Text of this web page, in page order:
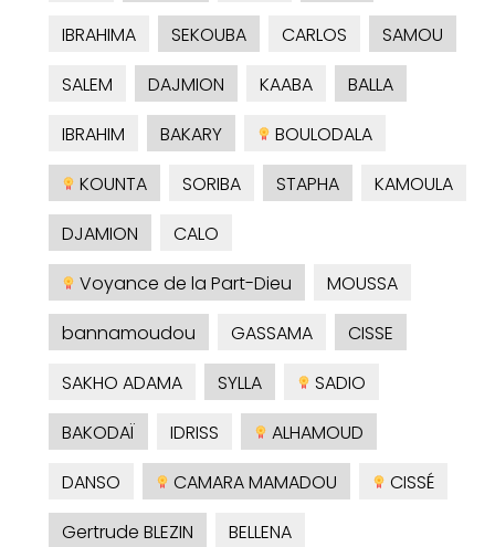
IBRAHIMA SEKOUBA CARLOS
SAMOU
SALEM
DAJMION KAABA
BALLA
IBRAHIM
BAKARY
BOULODALA
KOUNTA
SORIBA STAPHA
KAMOULA
DJAMION
CALO
Voyance de la Part-Dieu
MOUSSA
bannamoudou
GASSAMA
CISSE
SAKHO ADAMA
SYLLA
SADIO
BAKODAÏ
IDRISS
ALHAMOUD
DANSO
CAMARA MAMADOU
CISSÉ
Gertrude BLEZIN
BELLENA